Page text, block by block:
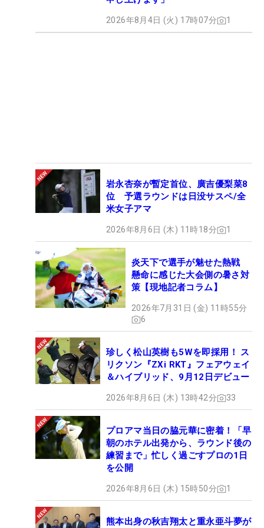
2026年8月4日 (火) 17時07分 1
岩永杏奈が暫定首位、廣吉優梨菜8
位 予選ラウンドは日没サスペ/全
米女子アマ
2026年8月6日 (木) 11時18分 1
炎天下で選手が魅せた熱戦
懸命に感じた大会側の暑さ対
策【現地記者コラム】
2026年7月31日 (金) 11時55分
6
珍しく松山英樹も5Wを即採用！ ス
リクソン『ZXi RKT』フェアウェイ
＆ハイブリッド、9月12日デビュー
2026年8月6日 (木) 13時42分 33
プロアマ当日の脇元華に密着！「早
朝のホテル出発から、ラウンド後の
練習まで」忙しく過ごすプロの1日
を公開
2026年8月6日 (木) 15時50分 1
熊本出身の秋吉翔太と重永亜斗夢が